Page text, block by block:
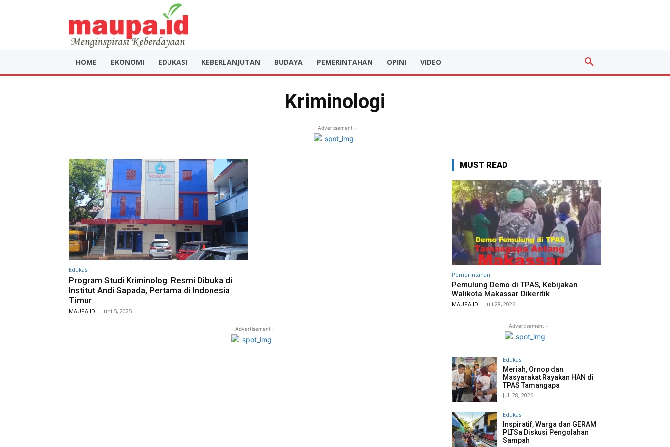
HOME EKONOMI EDUKASI KEBERLANJUTAN BUDAYA PEMERINTAHAN OPINI VIDEO
Kriminologi
- Advertisement -
Edukasi
Program Studi Kriminologi Resmi Dibuka di
Institut Andi Sapada, Pertama di Indonesia
Timur
MAUPA.ID - Juni 5, 2025
- Advertisement -
MUST READ
Pemerintahan
Pemulung Demo di TPAS, Kebijakan
Walikota Makassar Dikeritik
MAUPA.ID - Juli 28, 2026
- Advertisement -
Edukasi
Meriah, Ornop dan
Masyarakat Rayakan HAN di
TPAS Tamangapa
Juli 28, 2026
Edukasi
Inspiratif, Warga dan GERAM
PLTSa Diskusi Pengolahan
Sampah